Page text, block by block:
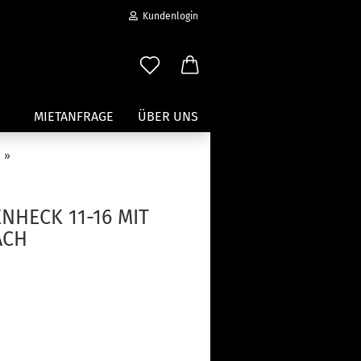
Kundenlogin
MIETANFRAGE ÜBER UNS
Traeger
und Kanuträger
Träger für Surfbretter
»
11-16 MIT